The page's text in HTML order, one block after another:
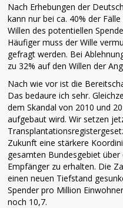
Nach Erhebungen der
kann nur bei ca. 40% der
Willen des potentiellen
Häufiger muss der Wille
gefragt werden. Bei
zu 32% auf den Willen der
Nach wie vor ist die
Das bedaure ich sehr.
dem Skandal von 2010 und
aufgebaut wird. Wir setzen
Zukunft eine stärkere
gesamten Bundesgebiet über
Empfänger zu erhalten. Die
einen neuen Tiefstand
Spender pro Million
noch 10,7.